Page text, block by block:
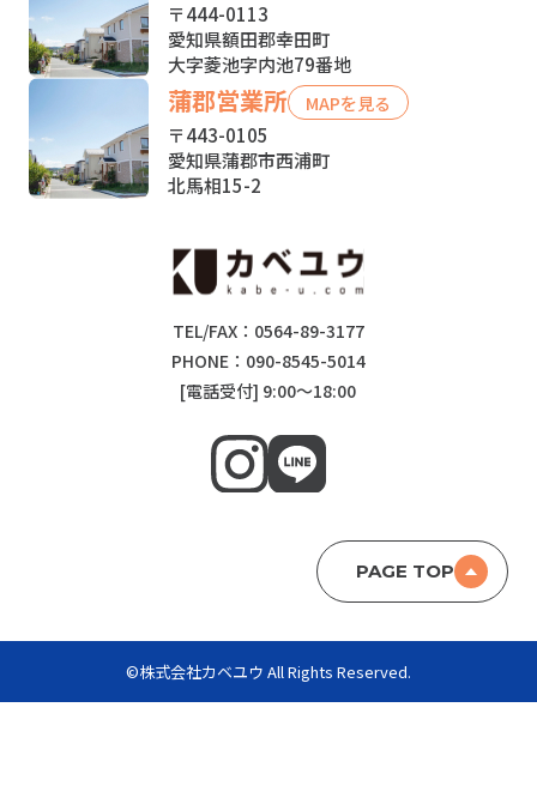
〒444-0113
愛知県額田郡幸田町
大字菱池字内池79番地
蒲郡営業所 MAPを見る
〒443-0105
愛知県蒲郡市西浦町
北馬相15-2
TEL/FAX：0564-89-3177
PHONE：090-8545-5014
[電話受付] 9:00～18:00
PAGE TOP
©株式会社カベユウ All Rights Reserved.